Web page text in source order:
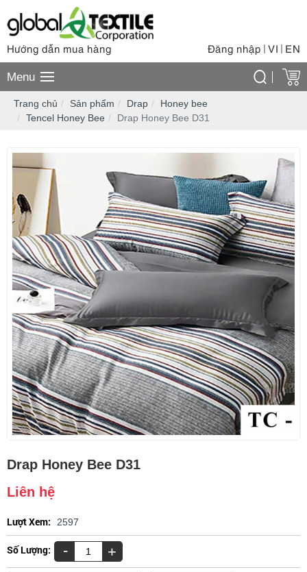
Hướng dẫn mua hàng Đăng nhập | VI | EN
Menu
Trang chủ Sản phẩm Drap
Honey bee
Tencel Honey Bee
Drap Honey Bee D31
Drap Honey Bee D31
Liên hệ
Lượt Xem: 2597
Số Lượng: - +